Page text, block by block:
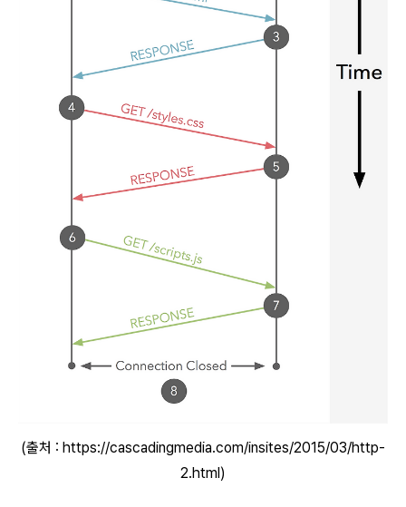
(출처 : https://cascadingmedia.com/insites/2015/03/http-
2.html)